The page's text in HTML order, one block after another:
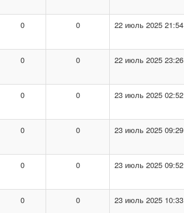
0 0 22 июль 2025 21:54
0 0 22 июль 2025 23:26
0 0 23 июль 2025 02:52
0 0 23 июль 2025 09:29
0 0 23 июль 2025 09:52
0 0 23 июль 2025 10:33